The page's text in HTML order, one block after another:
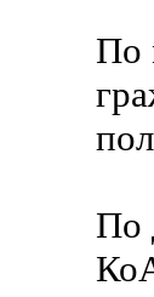
По
По